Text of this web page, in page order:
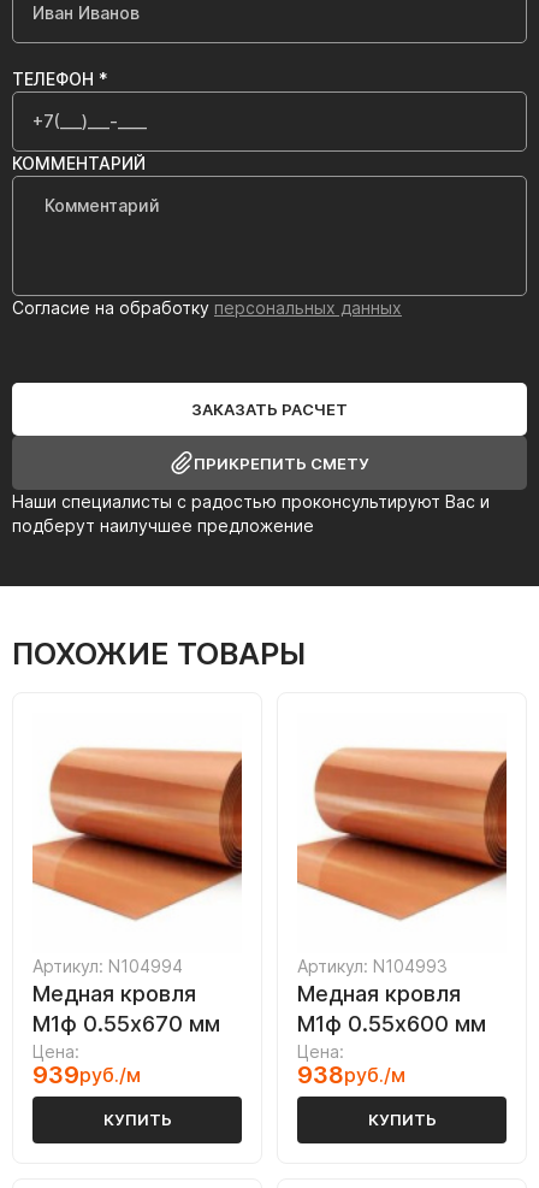
Наши специалисты с радостью проконсультируют Вас и
подберут наилучшее предложение
ТЕЛЕФОН *
КОММЕНТАРИЙ
Согласие на обработку персональных данных
ЗАКАЗАТЬ РАСЧЕТ
ПРИКРЕПИТЬ СМЕТУ
ПОХОЖИЕ ТОВАРЫ
Артикул: N104994
Медная кровля
М1ф 0.55х670 мм
Цена:
939руб./м
КУПИТЬ
Артикул: N104993
Медная кровля
М1ф 0.55х600 мм
Цена:
938руб./м
КУПИТЬ